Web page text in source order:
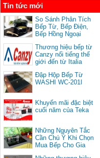
Tin tức mới
So Sánh Phân Tích
Bếp Từ, Bếp Điện,
Bếp Hồng Ngoại
Thương hiệu bếp từ
Canzy nổi tiếng thế
giới đến từ Italia
Đập Hộp Bếp Từ
WASHI WC-201I
Khuyến mãi đặc biệt
cuối năm của Teka
Những Nguyên Tắc
Cần Chú Ý Khi Chọn
Mua Bếp Cho Gia